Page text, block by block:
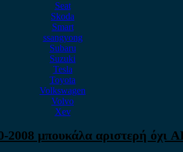
Seat
Skoda
Smart
ssangyong
Subaru
Suzuki
Tesla
Toyota
Volkswagen
Volvo
Xev
μπουκάλα αριστερή όχι